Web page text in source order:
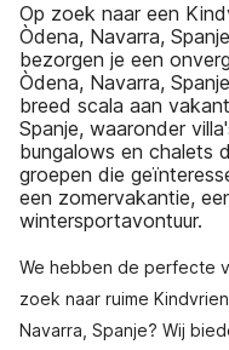
Op zoek naar een
Òdena, Navarra,
bezorgen je een
Òdena, Navarra,
breed scala aan
Spanje, waaronder
bungalows en chalets
groepen die
een zomervakantie,
wintersportavontuur.
We hebben de perfecte
zoek naar ruime
Navarra, Spanje? Wij